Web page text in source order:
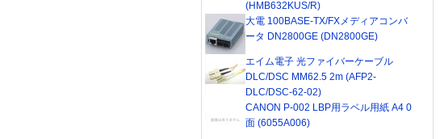
(HMB632KUS/R)
大電 100BASE-TX/FXメディアコンバ
ータ DN2800GE (DN2800GE)
エイム電子 光ファイバーケーブル
DLC/DSC MM62.5 2m (AFP2-
DLC/DSC-62-02)
CANON P-002 LBP用ラベル用紙 A4 0
面 (6055A006)